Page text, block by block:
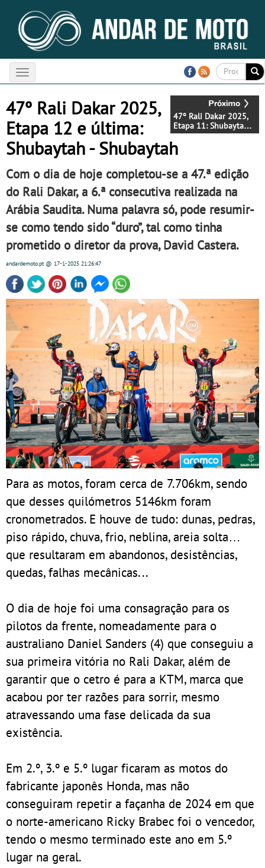
Toggle
navigation
47º Rali Dakar 2025,
Etapa 11: Shubaytah -
Shubaytah
47º Rali Dakar 2025,
Etapa 12 e última:
Shubaytah - Shubaytah
Com o dia de hoje completou-se a 47.ª edição
do Rali Dakar, a 6.ª consecutiva realizada na
Arábia Saudita. Numa palavra só, pode resumir-
se como tendo sido “duro”, tal como tinha
prometido o diretor da prova, David Castera.
andardemoto.pt@ 17-1-2025 21:26:47
Para as motos, foram cerca de 7.706km, sendo
que desses quilómetros 5146km foram
cronometrados. E houve de tudo: dunas, pedras,
piso rápido, chuva, frio, neblina, areia solta…
que resultaram em abandonos, desistências,
quedas, falhas mecânicas...
O dia de hoje foi uma consagração para os
pilotos da frente, nomeadamente para o
australiano Daniel Sanders (4) que conseguiu a
sua primeira vitória no Rali Dakar, além de
garantir que o cetro é para a KTM, marca que
acabou por ter razões para sorrir, mesmo
atravessando uma fase delicada da sua
existência.
Em 2.º, 3.º e 5.º lugar ficaram as motos do
fabricante japonês Honda, mas não
conseguiram repetir a façanha de 2024 em que
o norte-americano Ricky Brabec foi o vencedor,
tendo o mesmo terminado este ano em 5.º
lugar na geral.